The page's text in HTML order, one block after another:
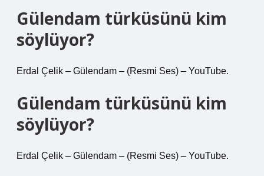
Gülendam türküsünü kim
söylüyor?
Erdal Çelik – Gülendam – (Resmi Ses) – YouTube.
Gülendam türküsünü kim
söylüyor?
Erdal Çelik – Gülendam – (Resmi Ses) – YouTube.